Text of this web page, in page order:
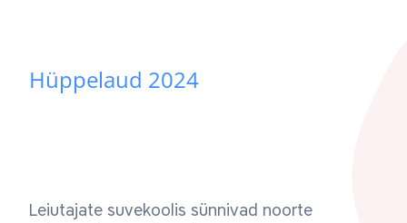
Hüppelaud 2024
Leiutajate suvekoolis sünnivad noorte